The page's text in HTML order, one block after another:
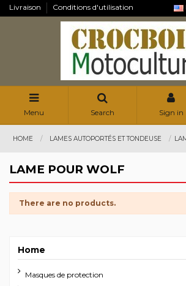
Livraison Conditions d'utilisation
Menu Search Sign in
HOME LAMES AUTOPORTÉS ET TONDEUSE
LAME POUR WOLF
There are no products.
Home
Masques de protection